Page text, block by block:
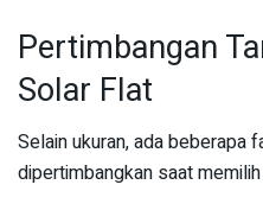
Pertimbangan
Solar Flat
Selain ukuran, ada beberapa
dipertimbangkan saat